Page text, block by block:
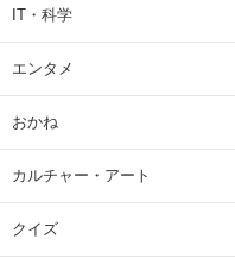
IT・科学
エンタメ
おかね
カルチャー・アート
クイズ